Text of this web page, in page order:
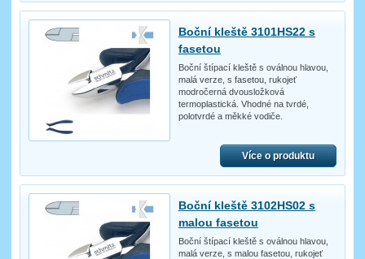
Boční kleště 3101HS22 s
fasetou
Boční štípací kleště s oválnou hlavou,
malá verze, s fasetou, rukojeť
modročerná dvousložková
termoplastická. Vhodné na tvrdé,
polotvrdé a měkké vodiče.
Více o produktu
Boční kleště 3102HS02 s
malou fasetou
Boční štípací kleště s oválnou hlavou,
malá verze, s malou fasetou, rukojeť